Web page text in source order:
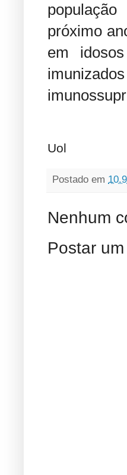
próximo
em
Uol
Postado em
Nenhum
Postar